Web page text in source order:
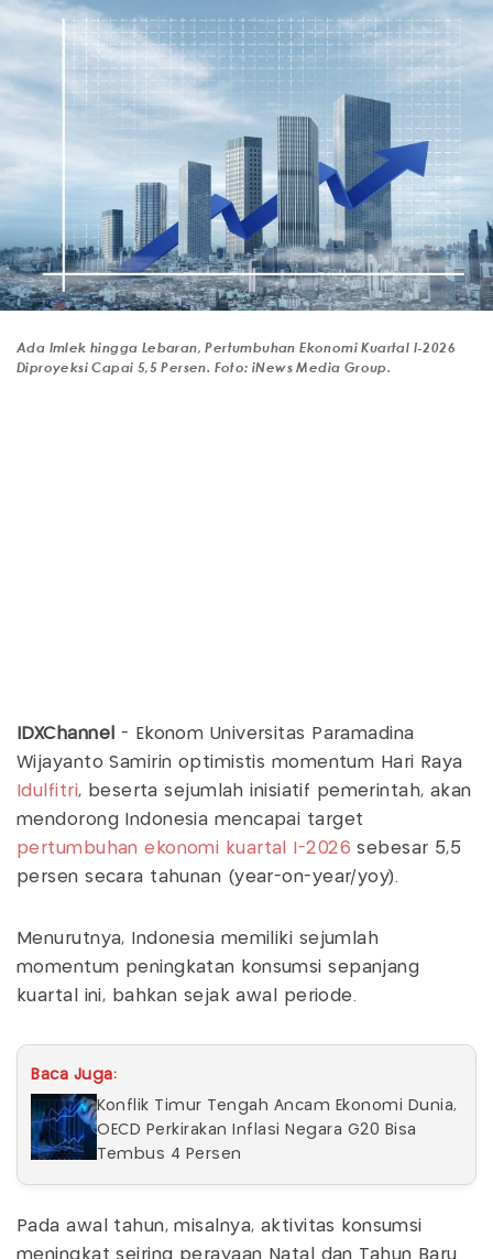
Ada Imlek hingga Lebaran, Pertumbuhan Ekonomi Kuartal I-2026
Diproyeksi Capai 5,5 Persen. Foto: iNews Media Group.
IDXChannel - Ekonom Universitas Paramadina
Wijayanto Samirin optimistis momentum Hari Raya
Idulfitri, beserta sejumlah inisiatif pemerintah, akan
mendorong Indonesia mencapai target
pertumbuhan ekonomi kuartal I-2026 sebesar 5,5
persen secara tahunan (year-on-year/yoy).
Menurutnya, Indonesia memiliki sejumlah
momentum peningkatan konsumsi sepanjang
kuartal ini, bahkan sejak awal periode.
Baca Juga:
Konflik Timur Tengah Ancam Ekonomi Dunia,
OECD Perkirakan Inflasi Negara G20 Bisa
Tembus 4 Persen
Pada awal tahun, misalnya, aktivitas konsumsi
meningkat seiring perayaan Natal dan Tahun Baru